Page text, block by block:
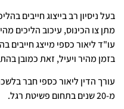
בעל ניסיון רב בייצוג חייבים
מתן צו הכינוס, עיכוב הליכים
עו"ד ליאור כספי מייצג חייבים
בזמן מהיר ויעיל, זאת כמובן
עורך הדין ליאור כספי חבר
מ-20 שנים בתחום פשיטת רגל.